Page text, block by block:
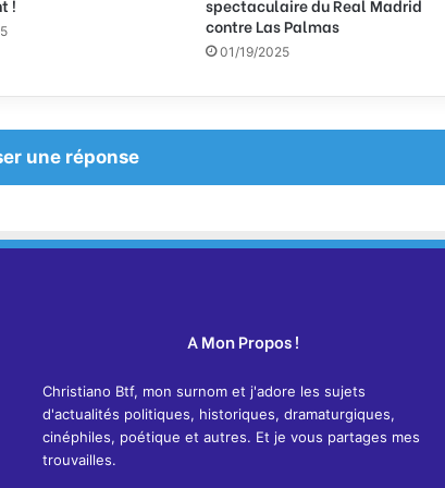
!
spectaculaire du Real Madrid
contre Las Palmas
01/19/2025
une réponse
A Mon Propos !
Christiano Btf, mon surnom et j'adore les sujets
d'actualités politiques, historiques, dramaturgiques,
cinéphiles, poétique et autres. Et je vous partages mes
trouvailles.